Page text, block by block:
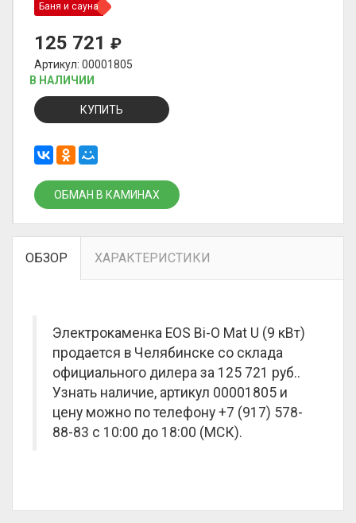
Баня и сауна
125 721 ₽
Артикул: 00001805
В НАЛИЧИИ
КУПИТЬ
ОБМАН В КАМИНАХ
ОБЗОР ХАРАКТЕРИСТИКИ
Электрокаменка EOS Bi-O Mat U (9 кВт)
продается в Челябинске со склада
официального дилера за 125 721 руб..
Узнать наличие, артикул 00001805 и
цену можно по телефону +7 (917) 578-
88-83 с 10:00 до 18:00 (МСК).